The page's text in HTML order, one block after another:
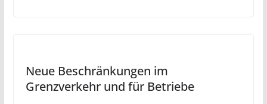
Neue Beschränkungen im
Grenzverkehr und für Betriebe